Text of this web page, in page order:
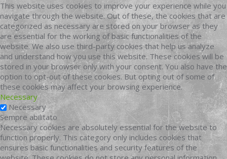
This website uses cookies to improve your experience while you
navigate through the website. Out of these, the cookies that are
categorized as necessary are stored on your browser as they
are essential for the working of basic functionalities of the
website. We also use third-party cookies that help us analyze
and understand how you use this website. These cookies will be
stored in your browser only with your consent. You also have the
option to opt-out of these cookies. But opting out of some of
these cookies may affect your browsing experience.
Necessary
Necessary
Sempre abilitato
Necessary cookies are absolutely essential for the website to
function properly. This category only includes cookies that
ensures basic functionalities and security features of the